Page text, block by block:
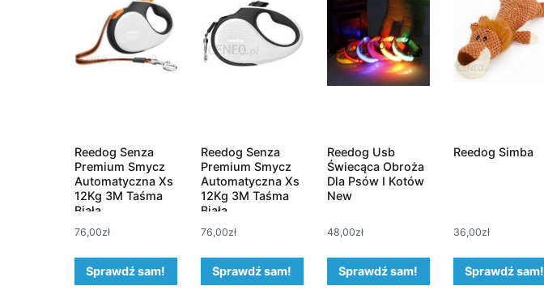
Reedog Senza
Premium Smycz
Automatyczna Xs
12Kg 3M Taśma
Biała
76,00zł
Sprawdź sam!
Reedog Senza
Premium Smycz
Automatyczna Xs
12Kg 3M Taśma
Biała
76,00zł
Sprawdź sam!
Reedog Usb
Świecąca Obroża
Dla Psów I Kotów
New
48,00zł
Sprawdź sam!
Reedog Simba
36,00zł
Sprawdź sam!